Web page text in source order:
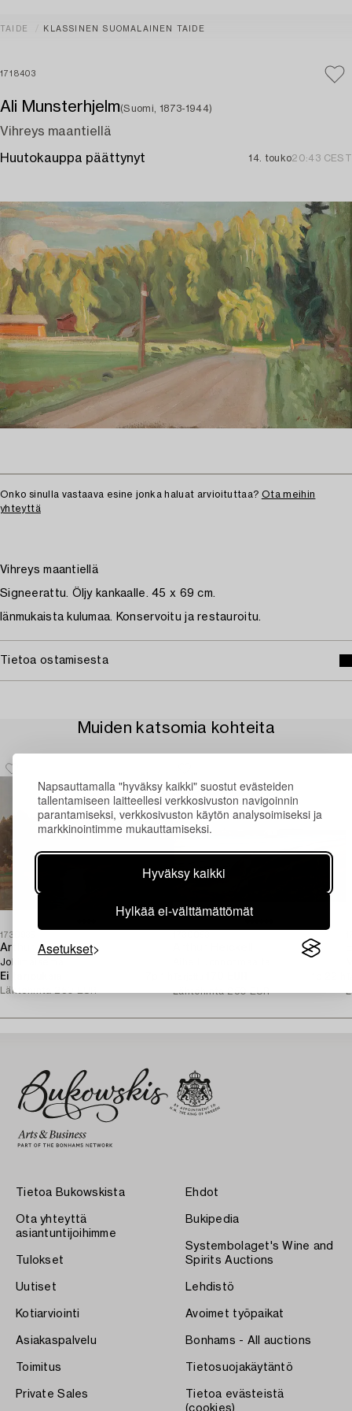
Napsauttamalla "hyväksy kaikki" suostut evästeiden
tallentamiseen laitteellesi verkkosivuston navigoinnin
parantamiseksi, verkkosivuston käytön analysoimiseksi ja
markkinointimme mukauttamiseksi.
Hyväksy kaikki
Hylkää ei-välttämättömät
Asetukset
TAIDE KLASSINEN SUOMALAINEN TAIDE
1718403
Ali Munsterhjelm(Suomi, 1873-1944)
Vihreys maantiellä
Huutokauppa päättynyt 14. touko20:43 CEST
Onko sinulla vastaava esine jonka haluat arvioituttaa? Ota meihin
yhteyttä
Vihreys maantiellä
Signeerattu. Öljy kankaalle. 45 x 69 cm.
Iänmukaista kulumaa. Konservoitu ja restauroitu.
Tietoa ostamisesta
Muiden katsomia kohteita
1730935
Arthur Heickell
Jokimaisema.
Ei tarjouksia
Lähtöhinta
Lähtöhinta 250 EUR
Tietoa Bukowskista
Ota yhteyttä
asiantuntijoihimme
Tulokset
Uutiset
Kotiarviointi
Asiakaspalvelu
Toimitus
Private Sales
Ehdot
Bukipedia
Systembolaget's Wine and
Spirits Auctions
Lehdistö
Avoimet työpaikat
Bonhams - All auctions
Tietosuojakäytäntö
Tietoa evästeistä
(cookies)